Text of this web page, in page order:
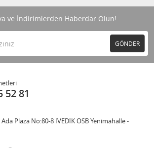
ve İndirimlerden Haberdar Olun!
GÖNDER
52 81
Plaza No:80-8 İVEDİK OSB Yenimahalle -